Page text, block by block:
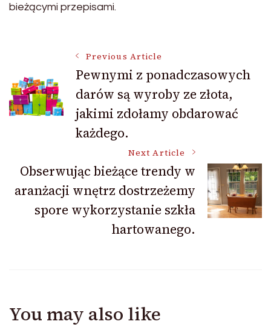
bieżącymi przepisami.
Navigation
Previous Article
Pewnymi z ponadczasowych
darów są wyroby ze złota,
jakimi zdołamy obdarować
każdego.
Next Article
Obserwując bieżące trendy w
aranżacji wnętrz dostrzeżemy
spore wykorzystanie szkła
hartowanego.
You may also like